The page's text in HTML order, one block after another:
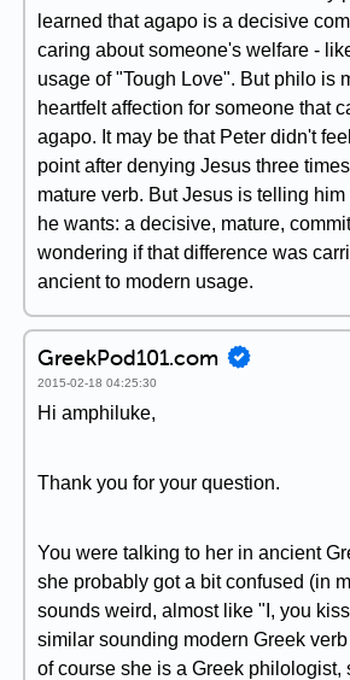
learned that agapo is a decisive
caring about someone's welfare -
usage of "Tough Love". But philo is
heartfelt affection for someone that
agapo. It may be that Peter didn't
point after denying Jesus three
mature verb. But Jesus is telling
he wants: a decisive, mature,
wondering if that difference was
ancient to modern usage.
GreekPod101.com
2015-02-18 04:25:30
Hi amphiluke,
Thank you for your question.
You were talking to her in ancient
she probably got a bit confused (in
sounds weird, almost like "I, you
similar sounding modern Greek
of course she is a Greek philologist,